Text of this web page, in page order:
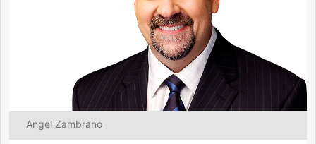
Angel Zambrano